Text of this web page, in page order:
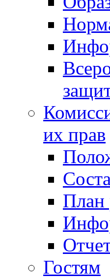
их прав
План
Гостям